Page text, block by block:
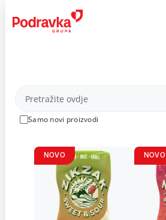
content
Proizvodi
Samo novi proizvodi
NOVO NOVO